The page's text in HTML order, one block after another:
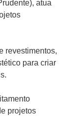
atua
revestimentos,
para criar
projetos